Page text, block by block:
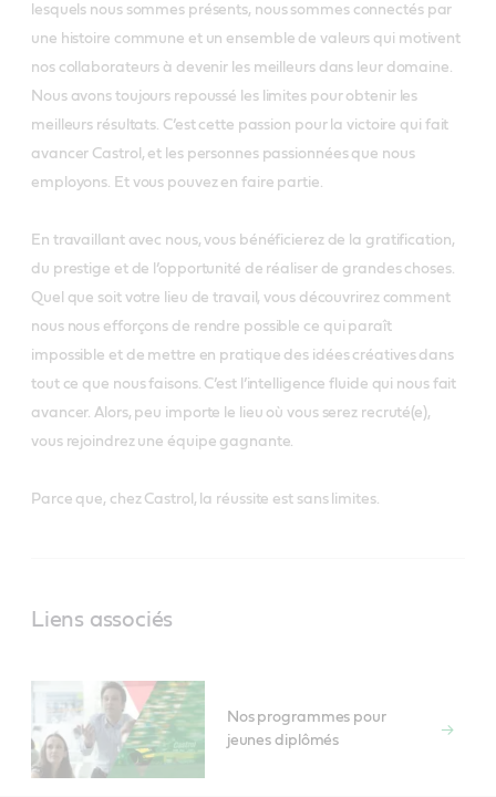
lesquels nous sommes présents, nous sommes connectés par
une histoire commune et un ensemble de valeurs qui motivent
nos collaborateurs à devenir les meilleurs dans leur domaine.
Nous avons toujours repoussé les limites pour obtenir les
meilleurs résultats. C’est cette passion pour la victoire qui fait
avancer Castrol, et les personnes passionnées que nous
employons. Et vous pouvez en faire partie.
En travaillant avec nous, vous bénéficierez de la gratification,
du prestige et de l’opportunité de réaliser de grandes choses.
Quel que soit votre lieu de travail, vous découvrirez comment
nous nous efforçons de rendre possible ce qui paraît
impossible et de mettre en pratique des idées créatives dans
tout ce que nous faisons. C’est l’intelligence fluide qui nous fait
avancer. Alors, peu importe le lieu où vous serez recruté(e),
vous rejoindrez une équipe gagnante.
Parce que, chez Castrol, la réussite est sans limites.
Liens associés
Nos programmes pour
jeunes diplômés